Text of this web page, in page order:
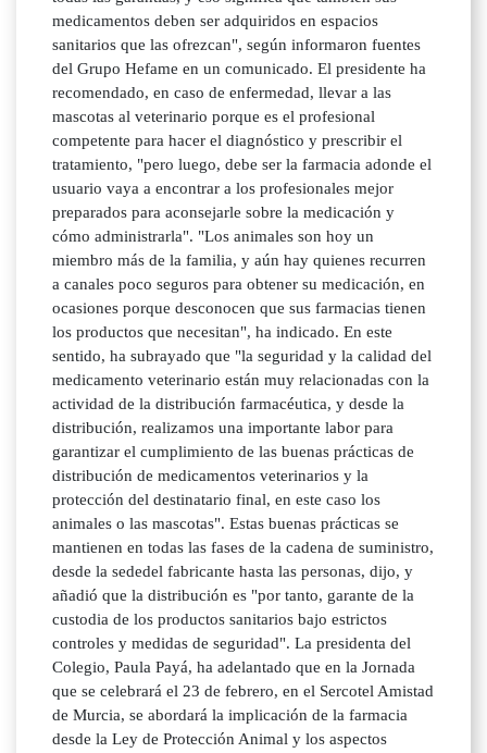
medicamentos deben ser adquiridos en espacios
sanitarios que las ofrezcan", según informaron fuentes
del Grupo Hefame en un comunicado. El presidente ha
recomendado, en caso de enfermedad, llevar a las
mascotas al veterinario porque es el profesional
competente para hacer el diagnóstico y prescribir el
tratamiento, "pero luego, debe ser la farmacia adonde el
usuario vaya a encontrar a los profesionales mejor
preparados para aconsejarle sobre la medicación y
cómo administrarla". "Los animales son hoy un
miembro más de la familia, y aún hay quienes recurren
a canales poco seguros para obtener su medicación, en
ocasiones porque desconocen que sus farmacias tienen
los productos que necesitan", ha indicado. En este
sentido, ha subrayado que "la seguridad y la calidad del
medicamento veterinario están muy relacionadas con la
actividad de la distribución farmacéutica, y desde la
distribución, realizamos una importante labor para
garantizar el cumplimiento de las buenas prácticas de
distribución de medicamentos veterinarios y la
protección del destinatario final, en este caso los
animales o las mascotas". Estas buenas prácticas se
mantienen en todas las fases de la cadena de suministro,
desde la sededel fabricante hasta las personas, dijo, y
añadió que la distribución es "por tanto, garante de la
custodia de los productos sanitarios bajo estrictos
controles y medidas de seguridad". La presidenta del
Colegio, Paula Payá, ha adelantado que en la Jornada
que se celebrará el 23 de febrero, en el Sercotel Amistad
de Murcia, se abordará la implicación de la farmacia
desde la Ley de Protección Animal y los aspectos